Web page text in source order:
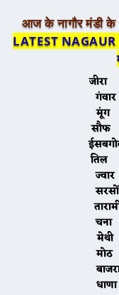
आज के नागौर मंडी
LATEST
जीरा:
गंवार
मूंग:
सौफ:
तिल:
ज्वार
सरसों
चना
मेथी
धाणा